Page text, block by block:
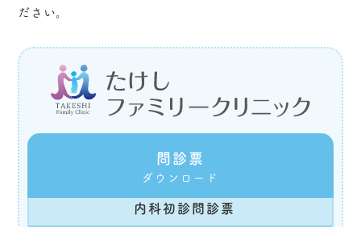
ださい。
問診票
ダウンロード
内科初診問診票